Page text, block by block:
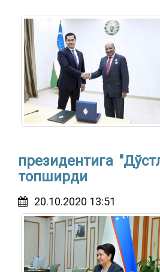
президентига
топширди
20.10.2020 13:51